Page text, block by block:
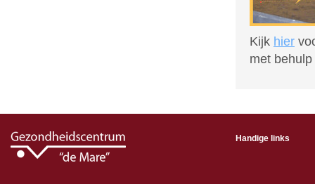
Kijk hier
met
Handige links